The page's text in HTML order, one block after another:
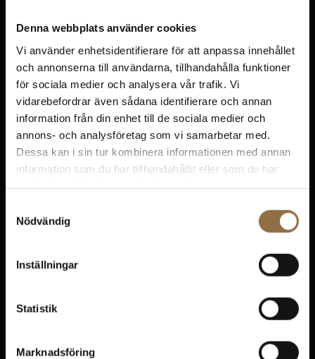
Denna webbplats använder cookies
Vi använder enhetsidentifierare för att anpassa innehållet
och annonserna till användarna, tillhandahålla funktioner
för sociala medier och analysera vår trafik. Vi
vidarebefordrar även sådana identifierare och annan
information från din enhet till de sociala medier och
annons- och analysföretag som vi samarbetar med.
Dessa kan i sin tur kombinera informationen med annan
information som du har tillhandahållit eller som de har
Nödvändig
Inställningar
Statistik
Marknadsföring
Ekedalen, Solhem
522 93 Tidaholm
010-5851411 info@kryddhyllan
Kundservice
Vanliga frågor
Returer